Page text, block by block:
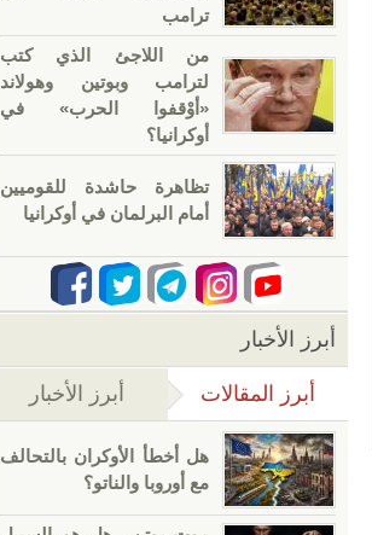
ترامب
من اللاجئ الذي كتب
لترامب وبوتين وهولاند
«أوْقفوا الحرب» في
أوكرانيا؟
تظاهرة حاشدة للقوميين
أمام البرلمان في أوكرانيا
أبرز الأخبار
أبرز المقالات (علامة التبويب النشطة)
أبرز الأخبار
هل أخطأ الأوكران بالتحالف
مع أوروبا والناتو؟